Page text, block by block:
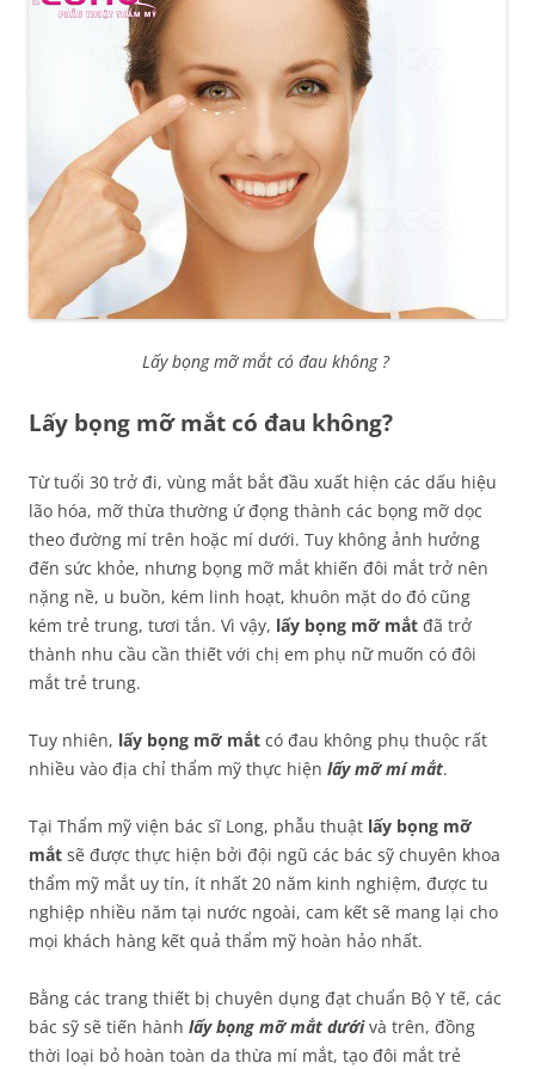
Lấy bọng mỡ mắt có đau không ?
Lấy bọng mỡ mắt có đau không?
Từ tuổi 30 trở đi, vùng mắt bắt đầu xuất hiện các dấu hiệu
lão hóa, mỡ thừa thường ứ đọng thành các bọng mỡ dọc
theo đường mí trên hoặc mí dưới. Tuy không ảnh hưởng
đến sức khỏe, nhưng bọng mỡ mắt khiến đôi mắt trở nên
nặng nề, u buồn, kém linh hoạt, khuôn mặt do đó cũng
kém trẻ trung, tươi tắn. Vì vậy, lấy bọng mỡ mắt đã trở
thành nhu cầu cần thiết với chị em phụ nữ muốn có đôi
mắt trẻ trung.
Tuy nhiên, lấy bọng mỡ mắt có đau không phụ thuộc rất
nhiều vào địa chỉ thẩm mỹ thực hiện lấy mỡ mí mắt.
Tại Thẩm mỹ viện bác sĩ Long, phẫu thuật lấy bọng mỡ
mắt sẽ được thực hiện bởi đội ngũ các bác sỹ chuyên khoa
thẩm mỹ mắt uy tín, ít nhất 20 năm kinh nghiệm, được tu
nghiệp nhiều năm tại nước ngoài, cam kết sẽ mang lại cho
mọi khách hàng kết quả thẩm mỹ hoàn hảo nhất.
Bằng các trang thiết bị chuyên dụng đạt chuẩn Bộ Y tế, các
bác sỹ sẽ tiến hành lấy bọng mỡ mắt dướivà trên, đồng
thời loại bỏ hoàn toàn da thừa mí mắt, tạo đôi mắt trẻ